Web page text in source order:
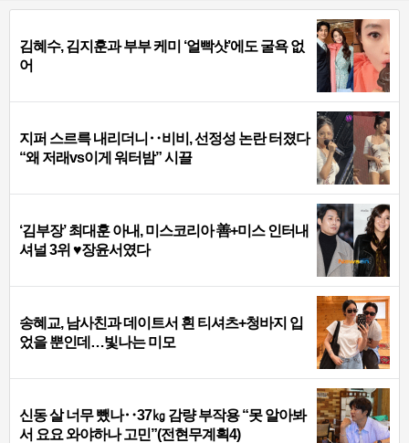
김혜수, 김지훈과 부부 케미 ‘얼빡샷’에도 굴욕 없
어
지퍼 스르륵 내리더니‥비비, 선정성 논란 터졌다
“왜 저래vs이게 워터밤” 시끌
‘김부장’ 최대훈 아내, 미스코리아 善+미스 인터내
셔널 3위 ♥장윤서였다
송혜교, 남사친과 데이트서 흰 티셔츠+청바지 입
었을 뿐인데…빛나는 미모
신동 살 너무 뺐나‥37㎏ 감량 부작용 “못 알아봐
서 요요 와야하나 고민”(전현무계획4)